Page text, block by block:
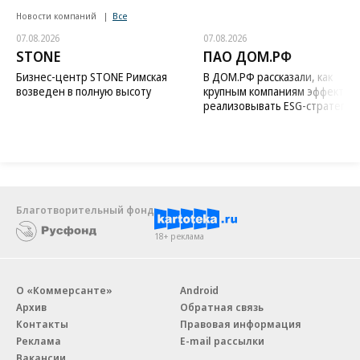
Новости компаний Все
07.08.2026
STONE
Бизнес-центр STONE Римская
возведен в полную высоту
07.08.2026
ПАО ДОМ.РФ
В ДОМ.РФ рассказали, как
крупным компаниям
реализовывать ESG-стратегию
Благотворительный фонд
18+ реклама
О «Коммерсанте»
Архив
Контакты
Реклама
Android
Обратная связь
Правовая информация
E-mail рассылки